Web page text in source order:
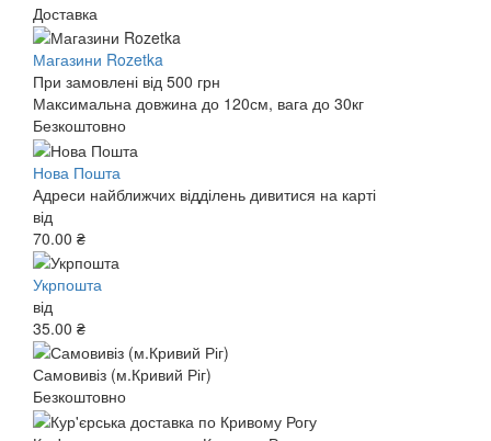
Доставка
Магазини Rozetka
При замовлені від 500 грн
Максимальна довжина до 120см, вага до 30кг
Безкоштовно
Нова Пошта
Адреси найближчих відділень дивитися на карті
від
70.00 ₴
Укрпошта
від
35.00 ₴
Самовивіз (м.Кривий Ріг)
Безкоштовно